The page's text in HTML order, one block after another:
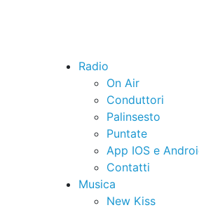
Radio
On Air
Conduttori
Palinsesto
Puntate
App IOS e
Contatti
Musica
New Kiss